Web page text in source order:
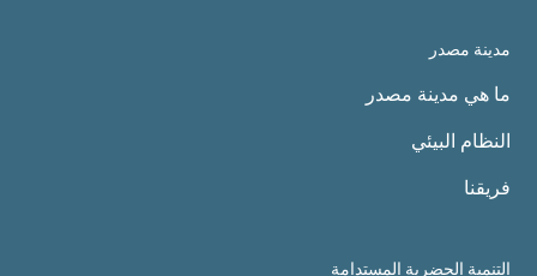
مدينة مصدر
ما هي مدينة مصدر
النظام البيئي
فريقنا
التنمية الحضرية المستدامة